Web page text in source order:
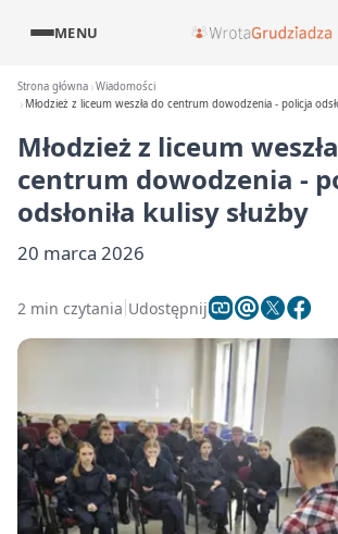
MENU
Strona główna Wiadomości
Młodzież z liceum weszła do centrum dowodzenia - policja
Młodzież z liceum
centrum dowodzenia -
odsłoniła kulisy służby
20 marca 2026
2 min czytania Udostępnij